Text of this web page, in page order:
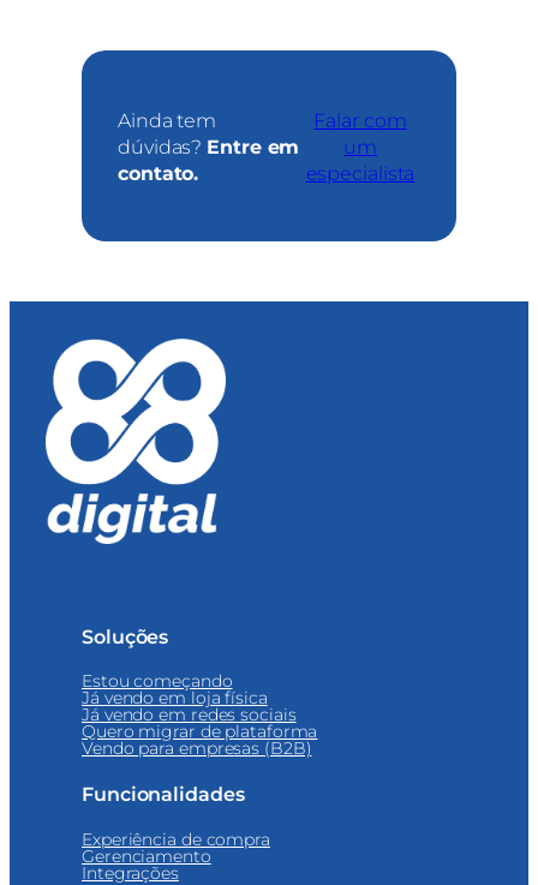
Ainda tem
dúvidas? Entre em
contato.
Falar com
um
especialista
Soluções
Estou começando
Já vendo em loja física
Já vendo em redes sociais
Quero migrar de plataforma
Vendo para empresas (B2B)
Funcionalidades
Experiência de compra
Gerenciamento
Integrações